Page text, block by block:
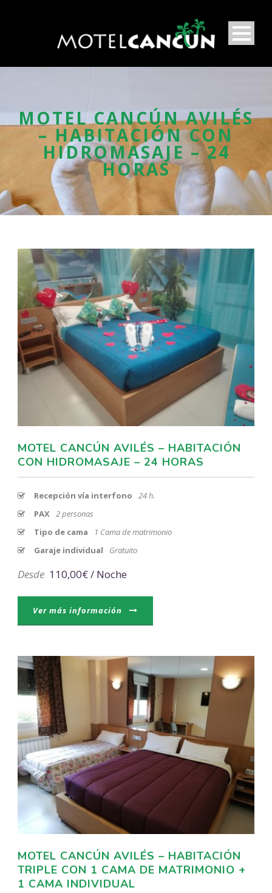
MOTEL CANCÚN AVILÉS
– HABITACIÓN CON
HIDROMASAJE – 24
HORAS
MOTEL CANCÚN AVILÉS – HABITACIÓN
CON HIDROMASAJE – 24 HORAS
Recepción vía interfono
24 h.
PAX 2 personas
Tipo de cama
1 Cama de matrimonio
Garaje individual
Gratuito
Desde 110,00€ / Noche
Ver más información
MOTEL CANCÚN AVILÉS – HABITACIÓN
TRIPLE CON 1 CAMA DE MATRIMONIO +
1 CAMA INDIVIDUAL